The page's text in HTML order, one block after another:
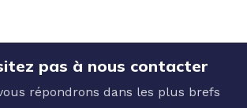
pas à nous contacter
répondrons dans les plus brefs